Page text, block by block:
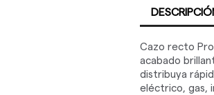
Cazo recto
acabado
distribuya
eléctrico, gas,